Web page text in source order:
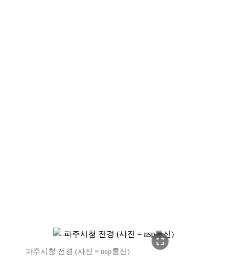
fullscreen
파주시청 전경 (사진 = nsp통신)